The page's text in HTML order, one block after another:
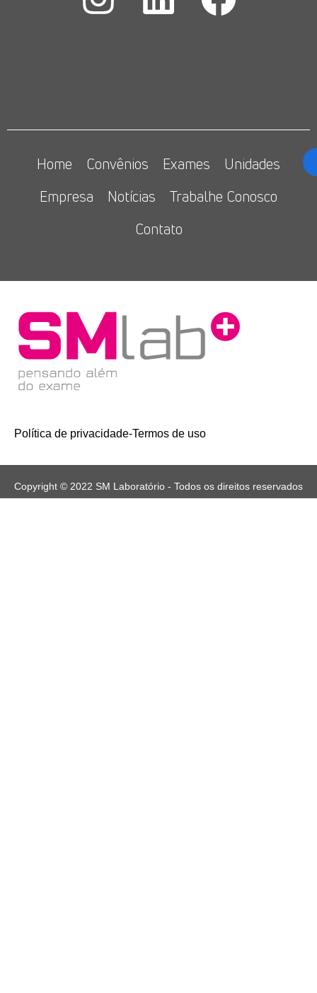
Home Convênios Exames
Unidades
Empresa
Notícias
Trabalhe Conosco
Contato
Política de privacidade-Termos de uso
Copyright © 2022 SM Laboratório - Todos os direitos reservados